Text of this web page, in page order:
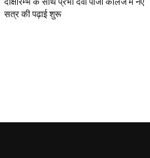
सत्र की पढ़ाई शुरू